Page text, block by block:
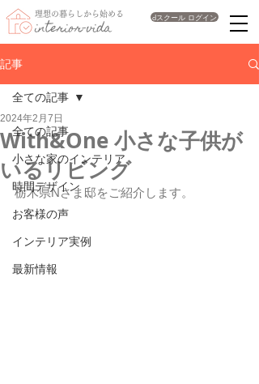
interior-vida
理想の暮らしから始める dスクール ログイン
記事
全ての記事
小さな家のインテリア
時間デザイン
お客様の声
インテリア実例
最新情報
全ての記事
With&One 小さな子供が
いるリビング
2024年2月7日
栃木県Nさま邸をご紹介します。